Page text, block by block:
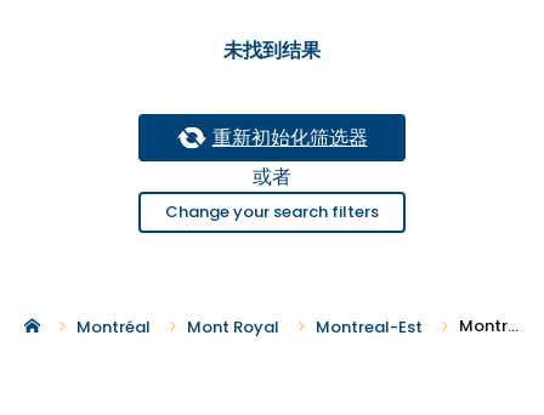
未找到结果
重新初始化筛选器
或者
Change your search filters
Montréal Mont Royal Montreal-Est Montreal-Est 地区的新建复式投资房产出售